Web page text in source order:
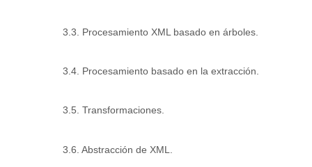
3.3. Procesamiento XML basado en árboles.
3.4. Procesamiento basado en la extracción.
3.5. Transformaciones.
3.6. Abstracción de XML.